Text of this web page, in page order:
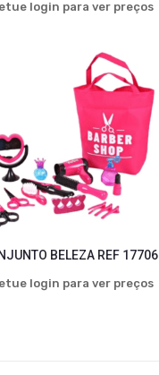
login para ver preços
BELEZA REF 17706
login para ver preços